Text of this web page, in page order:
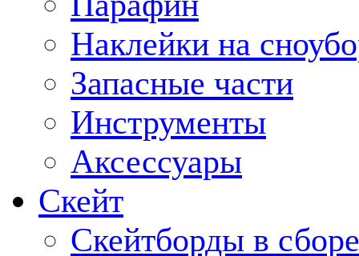
Наклейки на
Запасные части
Инструменты
Аксессуары
Скейт
Скейтборды в сборе